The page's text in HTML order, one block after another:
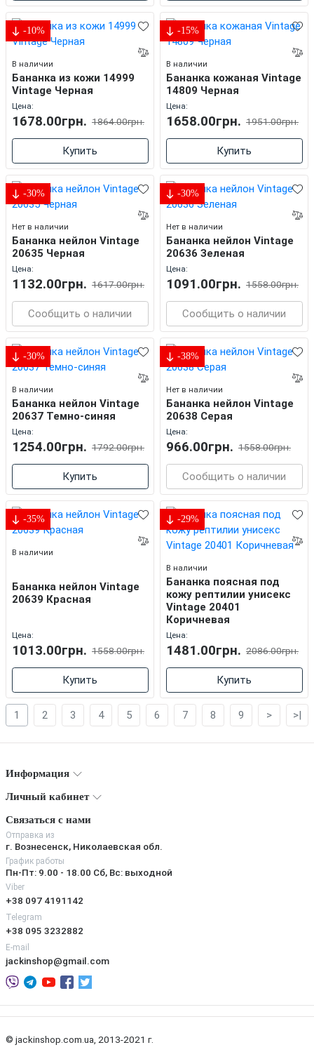
-10%
В наличии
Бананка из кожи 14999
Vintage Черная
Цена:
1678.00грн. 1864.00грн.
Купить
-15%
В наличии
Бананка кожаная Vintage
14809 Черная
Цена:
1658.00грн. 1951.00грн.
Купить
-30%
Нет в наличии
Бананка нейлон Vintage
20635 Черная
Цена:
1132.00грн. 1617.00грн.
Сообщить о наличии
-30%
Нет в наличии
Бананка нейлон Vintage
20636 Зеленая
Цена:
1091.00грн. 1558.00грн.
Сообщить о наличии
-30%
В наличии
Бананка нейлон Vintage
20637 Темно-синяя
Цена:
1254.00грн. 1792.00грн.
Купить
-38%
Нет в наличии
Бананка нейлон Vintage
20638 Серая
Цена:
966.00грн. 1558.00грн.
Сообщить о наличии
-35%
В наличии
Бананка нейлон Vintage
20639 Красная
Цена:
1013.00грн. 1558.00грн.
Купить
-29%
В наличии
Бананка поясная под
кожу рептилии унисекс
Vintage 20401
Коричневая
Цена:
1481.00грн. 2086.00грн.
Купить
1 2 3 4 5 6 7 8 9 > >|
Информация
Личный кабинет
Связаться с нами
Отправка из
г. Вознесенск, Николаевская обл.
График работы
Пн-Пт: 9.00 - 18.00 Сб, Вс: выходной
Viber
+38 097 4191142
Telegram
+38 095 3232882
E-mail
jackinshop@gmail.com
© jackinshop.com.ua, 2013-2021 г.